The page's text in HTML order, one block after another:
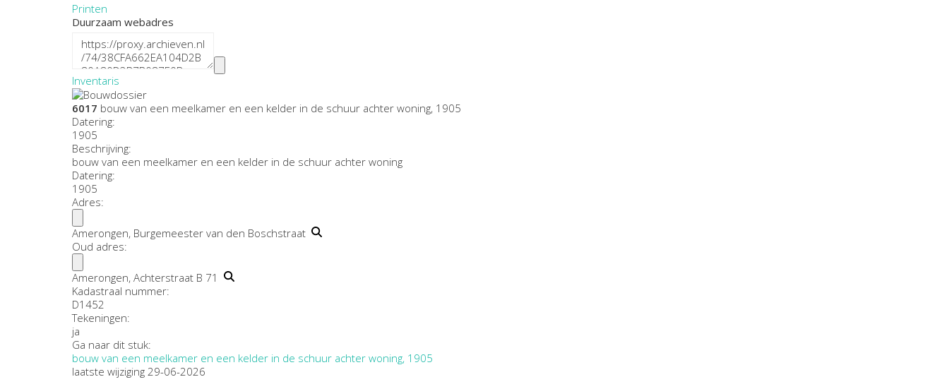
Printen
Duurzaam webadres
Inventaris
6017 bouw van een meelkamer en een kelder in de schuur achter woning, 1905
Datering:
1905
Beschrijving:
bouw van een meelkamer en een kelder in de schuur achter woning
Datering:
1905
Adres:
Amerongen, Burgemeester van den Boschstraat
Oud adres:
Amerongen, Achterstraat B 71
Kadastraal nummer:
D1452
Tekeningen:
ja
Ga naar dit stuk:
bouw van een meelkamer en een kelder in de schuur achter woning, 1905
laatste wijziging 29-06-2026